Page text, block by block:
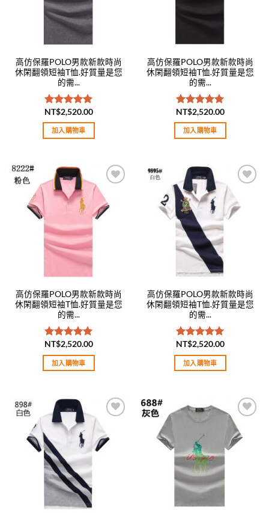
高仿保羅POLO男款新款時尚
休閑翻領短袖T恤.好質量是您
的需...
評分5.00
滿分 5
NT$2,520.00
加入購物車
高仿保羅POLO男款新款時尚
休閑翻領短袖T恤.好質量是您
的需...
評分5.00
滿分 5
NT$2,520.00
加入購物車
Add to
wishlist
高仿保羅POLO男款新款時尚
休閑翻領短袖T恤.好質量是您
的需...
評分5.00
滿分 5
NT$2,520.00
加入購物車
Add to
wishlist
高仿保羅POLO男款新款時尚
休閑翻領短袖T恤.好質量是您
的需...
評分5.00
滿分 5
NT$2,520.00
加入購物車
wishlist
Add to
wishlist